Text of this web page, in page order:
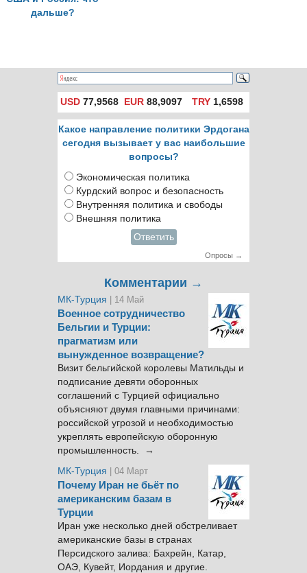
дальше?
USD 77,9568 EUR 88,9097 TRY1,6598
Какое направление политики Эрдогана
сегодня вызывает у вас наибольшие
вопросы?
Экономическая политика
Курдский вопрос и безопасность
Внутренняя политика и свободы
Внешняя политика
Ответить
Опросы →
Комментарии →
МК-Турция | 14 Май
Военное сотрудничество
Бельгии и Турции:
прагматизм или
вынужденное возвращение?
Визит бельгийской королевы Матильды и
подписание девяти оборонных
соглашений с Турцией официально
объясняют двумя главными причинами:
российской угрозой и необходимостью
укреплять европейскую оборонную
промышленность. →
МК-Турция
| 04 Март
Почему Иран не бьёт по
американским базам в
Турции
Иран уже несколько дней обстреливает
американские базы в странах
Персидского залива: Бахрейн, Катар,
ОАЭ, Кувейт, Иордания и другие.